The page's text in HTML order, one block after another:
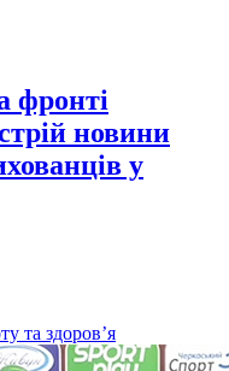
фронті
новини
у
та здоров’я